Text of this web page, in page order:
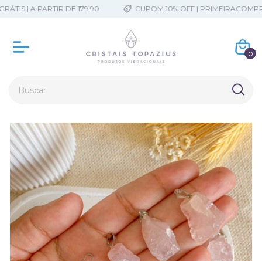
| A PARTIR DE 179,90 CUPOM 10% OFF | PRIMEIRACOMPRA
0